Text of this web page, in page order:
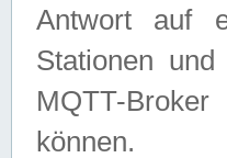
Antwort auf
Stationen
MQTT-
können.